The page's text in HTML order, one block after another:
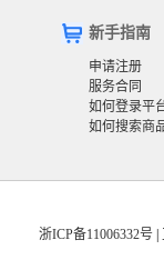
新手指南
申请注册
服务合同
如何登录平
如何搜索商
浙ICP备11006332号